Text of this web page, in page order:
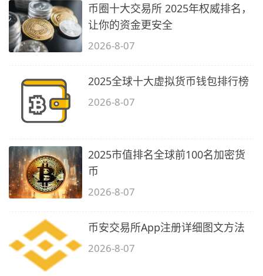
币圈十大交易所 2025年权威排名，
让你的资金更安全
2026-8-07
2025全球十大虚拟货币钱包排行榜
2026-8-07
2025市值排名全球前100名加密货
币
2026-8-07
币安交易所App注册详细图文方法
2026-8-07